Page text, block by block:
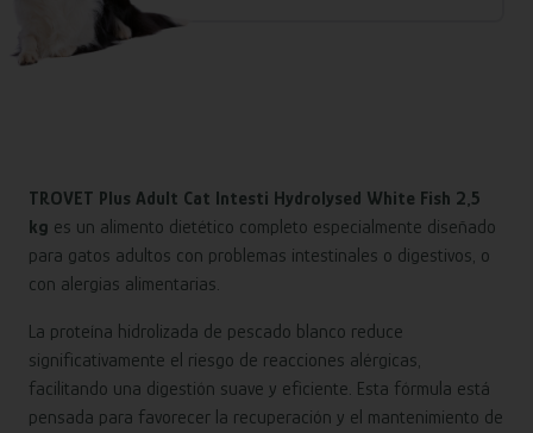
TROVET Plus Adult Cat Intesti Hydrolysed White Fish 2,5
kg es un alimento dietético completo especialmente diseñado
para gatos adultos con problemas intestinales o digestivos, o
con alergias alimentarias.
La proteína hidrolizada de pescado blanco reduce
significativamente el riesgo de reacciones alérgicas,
facilitando una digestión suave y eficiente. Esta fórmula está
pensada para favorecer la recuperación y el mantenimiento de